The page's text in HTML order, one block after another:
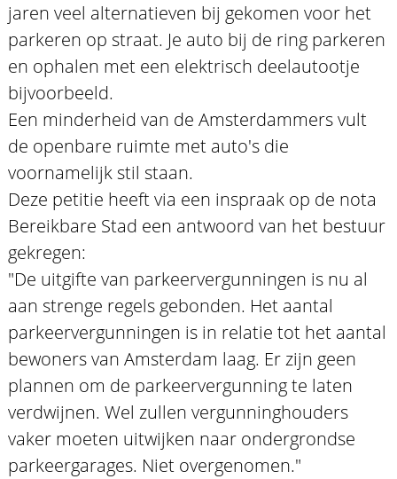
jaren veel alternatieven bij gekomen voor het
parkeren op straat. Je auto bij de ring parkeren
en ophalen met een elektrisch deelautootje
bijvoorbeeld.
Een minderheid van de Amsterdammers vult
de openbare ruimte met auto's die
voornamelijk stil staan.
Deze petitie heeft via een inspraak op de nota
Bereikbare Stad een antwoord van het bestuur
gekregen:
"De uitgifte van parkeervergunningen is nu al
aan strenge regels gebonden. Het aantal
parkeervergunningen is in relatie tot het aantal
bewoners van Amsterdam laag. Er zijn geen
plannen om de parkeervergunning te laten
verdwijnen. Wel zullen vergunninghouders
vaker moeten uitwijken naar ondergrondse
parkeergarages. Niet overgenomen."